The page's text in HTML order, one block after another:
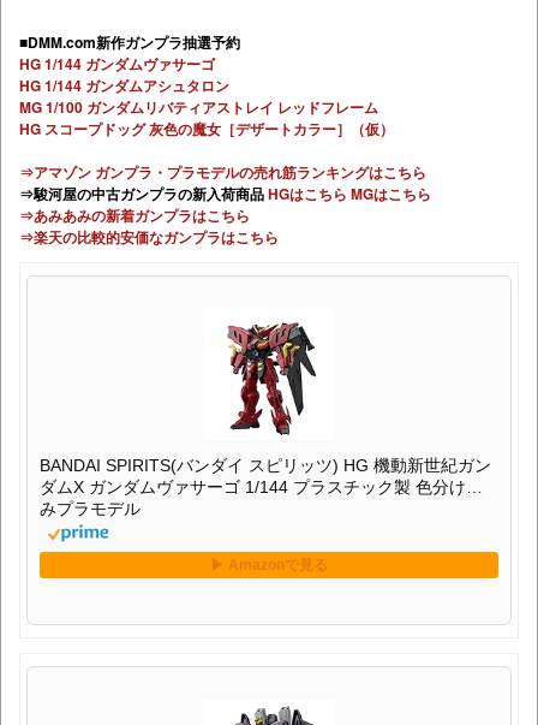
■DMM.com新作ガンプラ抽選予約
HG 1/144 ガンダムヴァサーゴ
HG 1/144 ガンダムアシュタロン
MG 1/100 ガンダムリバティアストレイ レッドフレーム
HG スコープドッグ 灰色の魔女［デザートカラー］（仮）
⇒アマゾン ガンプラ・プラモデルの売れ筋ランキングはこちら
⇒駿河屋の中古ガンプラの新入荷商品HGはこちら MGはこちら
⇒あみあみの新着ガンプラはこちら
⇒楽天の比較的安価なガンプラはこちら
BANDAI SPIRITS(バンダイ スピリッツ) HG 機動新世紀ガン
ダムX ガンダムヴァサーゴ 1/144 プラスチック製 色分け済
みプラモデル